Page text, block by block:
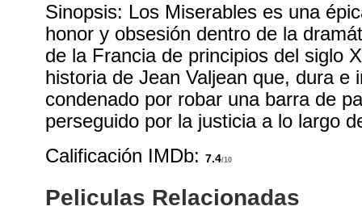
Sinopsis: Los Miserables es una
honor y obsesión dentro de la
de la Francia de principios del siglo
historia de Jean Valjean que, dura e
condenado por robar una barra de
perseguido por la justicia a lo largo
Calificación IMDb:7.4/10
Peliculas Relacionadas